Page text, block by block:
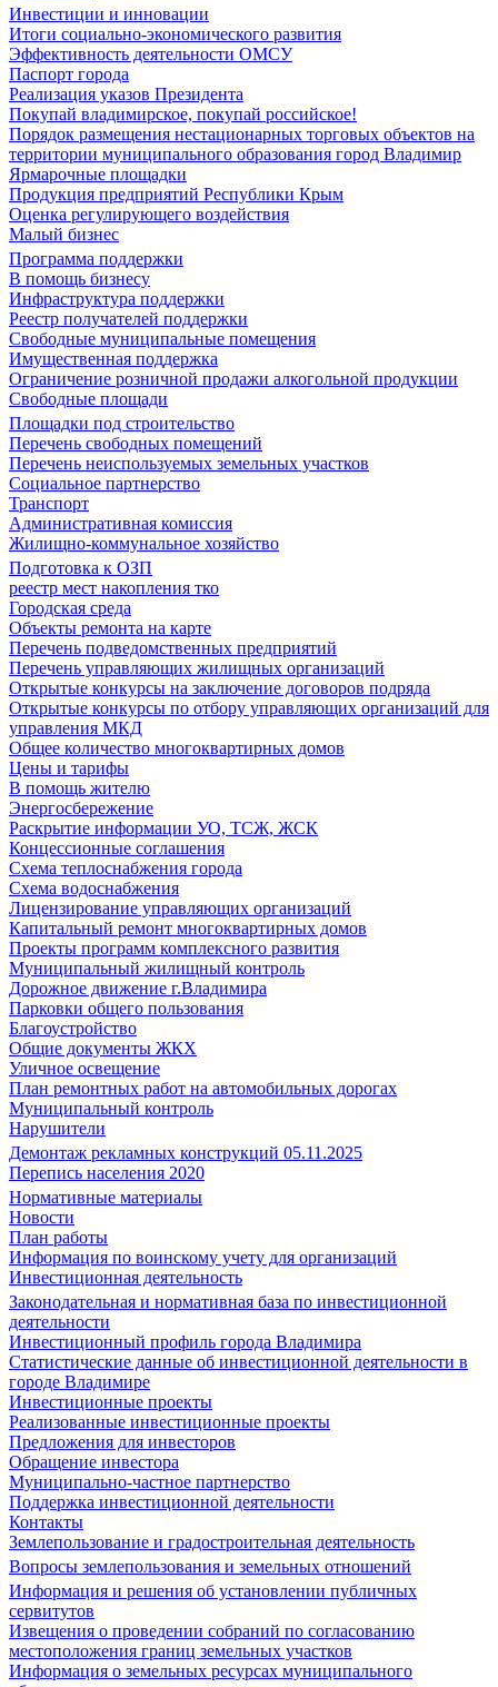
Инвестиции и инновации
Итоги социально-экономического развития
Эффективность деятельности ОМСУ
Паспорт города
Реализация указов Президента
Покупай владимирское, покупай российское!
Порядок размещения нестационарных торговых объектов на
территории муниципального образования город Владимир
Ярмарочные площадки
Продукция предприятий Республики Крым
Оценка регулирующего воздействия
Малый бизнес
Программа поддержки
В помощь бизнесу
Инфраструктура поддержки
Реестр получателей поддержки
Свободные муниципальные помещения
Имущественная поддержка
Ограничение розничной продажи алкогольной продукции
Свободные площади
Площадки под строительство
Перечень свободных помещений
Перечень неиспользуемых земельных участков
Социальное партнерство
Транспорт
Административная комиссия
Жилищно-коммунальное хозяйство
Подготовка к ОЗП
реестр мест накопления тко
Городская среда
Объекты ремонта на карте
Перечень подведомственных предприятий
Перечень управляющих жилищных организаций
Открытые конкурсы на заключение договоров подряда
Открытые конкурсы по отбору управляющих организаций для
управления МКД
Общее количество многоквартирных домов
Цены и тарифы
В помощь жителю
Энергосбережение
Раскрытие информации УО, ТСЖ, ЖСК
Концессионные соглашения
Схема теплоснабжения города
Схема водоснабжения
Лицензирование управляющих организаций
Капитальный ремонт многоквартирных домов
Проекты программ комплексного развития
Муниципальный жилищный контроль
Дорожное движение г.Владимира
Парковки общего пользования
Благоустройство
Общие документы ЖКХ
Уличное освещение
План ремонтных работ на автомобильных дорогах
Муниципальный контроль
Нарушители
Демонтаж рекламных конструкций 05.11.2025
Перепись населения 2020
Нормативные материалы
Новости
План работы
Информация по воинскому учету для организаций
Инвестиционная деятельность
Законодательная и нормативная база по инвестиционной
деятельности
Инвестиционный профиль города Владимира
Статистические данные об инвестиционной деятельности в
городе Владимире
Инвестиционные проекты
Реализованные инвестиционные проекты
Предложения для инвесторов
Обращение инвестора
Муниципально-частное партнерство
Поддержка инвестиционной деятельности
Контакты
Землепользование и градостроительная деятельность
Вопросы землепользования и земельных отношений
Информация и решения об установлении публичных
сервитутов
Извещения о проведении собраний по согласованию
местоположения границ земельных участков
Информация о земельных ресурсах муниципального